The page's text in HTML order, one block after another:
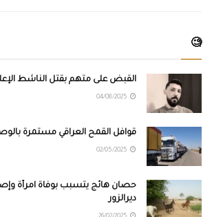
🧐
القبض على متهم بقتل الناشط
قوافل القمح العراقي مستمرة
حصان هائج يتسبب بوفاة امرأة
ديرالزور